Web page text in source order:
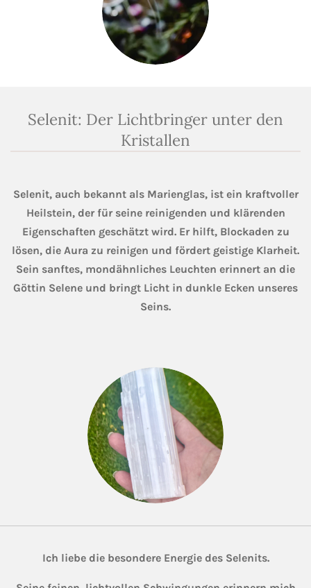
Selenit: Der Lichtbringer unter den
Kristallen
Selenit, auch bekannt als Marienglas, ist ein kraftvoller
Heilstein, der für seine reinigenden und klärenden
Eigenschaften geschätzt wird. Er hilft, Blockaden zu
lösen, die Aura zu reinigen und fördert geistige Klarheit.
Sein sanftes, mondähnliches Leuchten erinnert an die
Göttin Selene und bringt Licht in dunkle Ecken unseres
Seins.
Ich liebe die besondere Energie des Selenits.